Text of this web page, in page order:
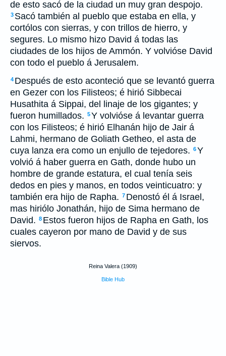
de esto sacó de la ciudad un muy gran despojo.
3 Sacó también al pueblo que estaba en ella, y
cortólos con sierras, y con trillos de hierro, y
segures. Lo mismo hizo David á todas las
ciudades de los hijos de Ammón. Y volvióse David
con todo el pueblo á Jerusalem.
4 Después de esto aconteció que se levantó guerra
en Gezer con los Filisteos; é hirió Sibbecai
Husathita á Sippai, del linaje de los gigantes; y
fueron humillados. 5Y volvióse á levantar guerra
con los Filisteos; é hirió Elhanán hijo de Jair á
Lahmi, hermano de Goliath Getheo, el asta de
cuya lanza era como un enjullo de tejedores. 6Y
volvió á haber guerra en Gath, donde hubo un
hombre de grande estatura, el cual tenía seis
dedos en pies y manos, en todos veinticuatro: y
también era hijo de Rapha. 7 Denostó él á Israel,
mas hiriólo Jonathán, hijo de Sima hermano de
David. 8 Estos fueron hijos de Rapha en Gath, los
cuales cayeron por mano de David y de sus
siervos.
Reina Valera (1909)
Bible Hub